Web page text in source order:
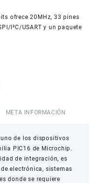
ofrece 20MHz, 33 pines
I²C/USART y un paquete
META INFORMACIÓN
uno de los dispositivos
PIC16 de Microchip.
de integración, es
electrónica, sistemas
donde se requiere